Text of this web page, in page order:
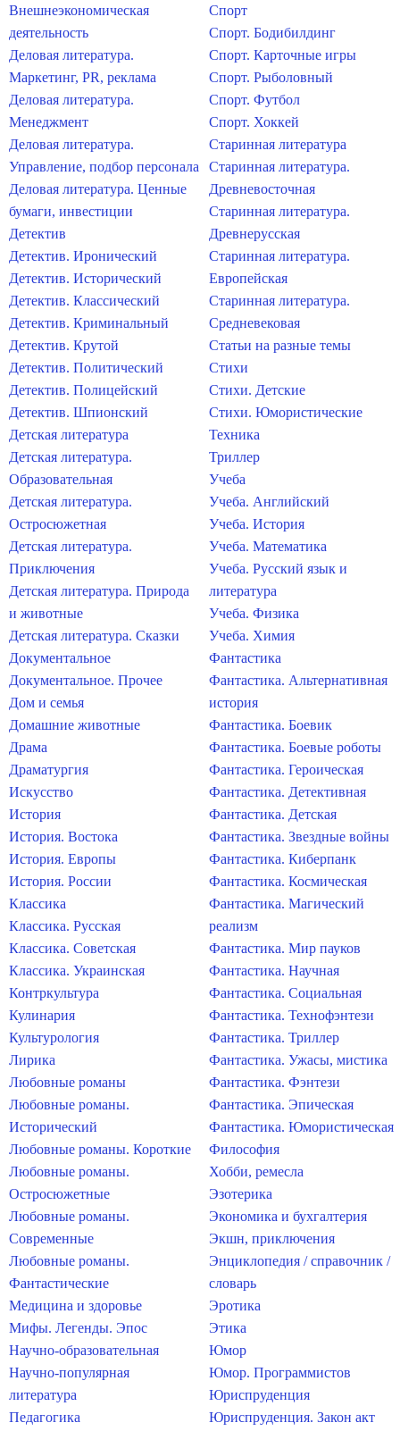
Внешнеэкономическая
деятельность
Деловая литература.
Маркетинг, PR, реклама
Деловая литература.
Менеджмент
Деловая литература.
Управление, подбор персонала
Деловая литература. Ценные
бумаги, инвестиции
Детектив
Детектив. Иронический
Детектив. Исторический
Детектив. Классический
Детектив. Криминальный
Детектив. Крутой
Детектив. Политический
Детектив. Полицейский
Детектив. Шпионский
Детская литература
Детская литература.
Образовательная
Детская литература.
Остросюжетная
Детская литература.
Приключения
Детская литература. Природа
и животные
Детская литература. Сказки
Документальное
Документальное. Прочее
Дом и семья
Домашние животные
Драма
Драматургия
Искусство
История
История. Востока
История. Европы
История. России
Классика
Классика. Русская
Классика. Советская
Классика. Украинская
Контркультура
Кулинария
Культурология
Лирика
Любовные романы
Любовные романы.
Исторический
Любовные романы. Короткие
Любовные романы.
Остросюжетные
Любовные романы.
Современные
Любовные романы.
Фантастические
Медицина и здоровье
Мифы. Легенды. Эпос
Научно-образовательная
Научно-популярная
литература
Педагогика
Спорт
Спорт. Бодибилдинг
Спорт. Карточные игры
Спорт. Рыболовный
Спорт. Футбол
Спорт. Хоккей
Старинная литература
Старинная литература.
Древневосточная
Старинная литература.
Древнерусская
Старинная литература.
Европейская
Старинная литература.
Средневековая
Статьи на разные темы
Стихи
Стихи. Детские
Стихи. Юмористические
Техника
Триллер
Учеба
Учеба. Английский
Учеба. История
Учеба. Математика
Учеба. Русский язык и
литература
Учеба. Физика
Учеба. Химия
Фантастика
Фантастика. Альтернативная
история
Фантастика. Боевик
Фантастика. Боевые роботы
Фантастика. Героическая
Фантастика. Детективная
Фантастика. Детская
Фантастика. Звездные войны
Фантастика. Киберпанк
Фантастика. Космическая
Фантастика. Магический
реализм
Фантастика. Мир пауков
Фантастика. Научная
Фантастика. Социальная
Фантастика. Технофэнтези
Фантастика. Триллер
Фантастика. Ужасы, мистика
Фантастика. Фэнтези
Фантастика. Эпическая
Фантастика. Юмористическая
Философия
Хобби, ремесла
Эзотерика
Экономика и бухгалтерия
Экшн, приключения
Энциклопедия / справочник /
словарь
Эротика
Этика
Юмор
Юмор. Программистов
Юриспруденция
Юриспруденция. Закон акт